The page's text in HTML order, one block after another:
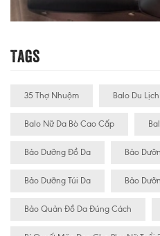
Tags
35 Thợ Nhuộm Balo Du Lịch
Balo Nữ Da Bò Cao Cấp
Bảo Dưỡng Đồ Da Bảo
Bảo Dưỡng Túi Da Bảo
Bảo Quản Đồ Da Đúng Cách